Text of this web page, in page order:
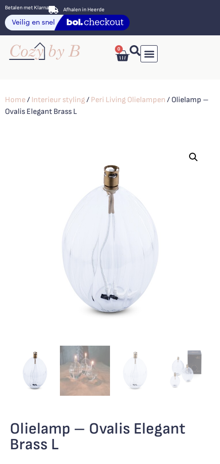
Betalen met Klarna Afhalen in Heerde
0
Home/ Interieur styling/ Peri Living Olielampen / Olielamp –
Ovalis Elegant Brass L
Olielamp – Ovalis Elegant
Brass L